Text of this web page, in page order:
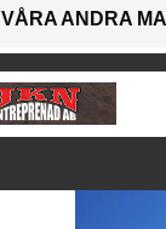
VÅRA ANDRA